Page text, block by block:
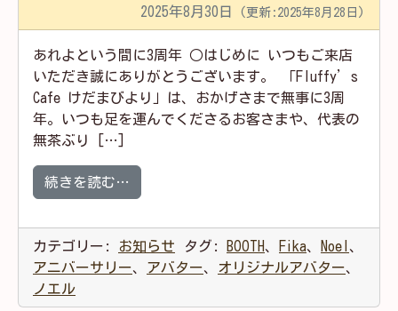
2025年8月30日 (更新:2025年8月28日)
あれよという間に3周年 ○はじめに いつもご来店
いただき誠にありがとうございます。 「Fluffy’s
Cafe けだまびより」は、おかげさまで無事に3周
年。いつも足を運んでくださるお客さまや、代表の
無茶ぶり […]
続きを読む…
カテゴリー: お知らせ タグ: BOOTH、 Fika、 Noel 、
アニバーサリー、 アバター、 オリジナルアバター、
ノエル